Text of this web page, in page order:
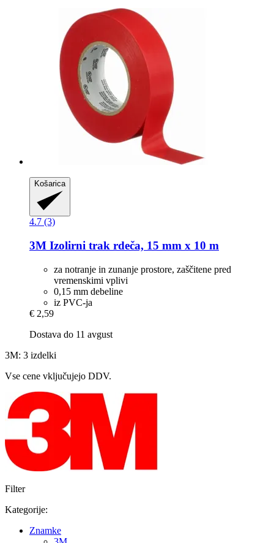
Košarica
4.7 (3)
3M Izolirni trak rdeča, 15 mm x 10 m
za notranje in zunanje prostore, zaščitene pred
vremenskimi vplivi
0,15 mm debeline
iz PVC-ja
€ 2,59
Dostava do 11 avgust
3M: 3 izdelki
Vse cene vključujejo DDV.
Filter
Kategorije:
Znamke